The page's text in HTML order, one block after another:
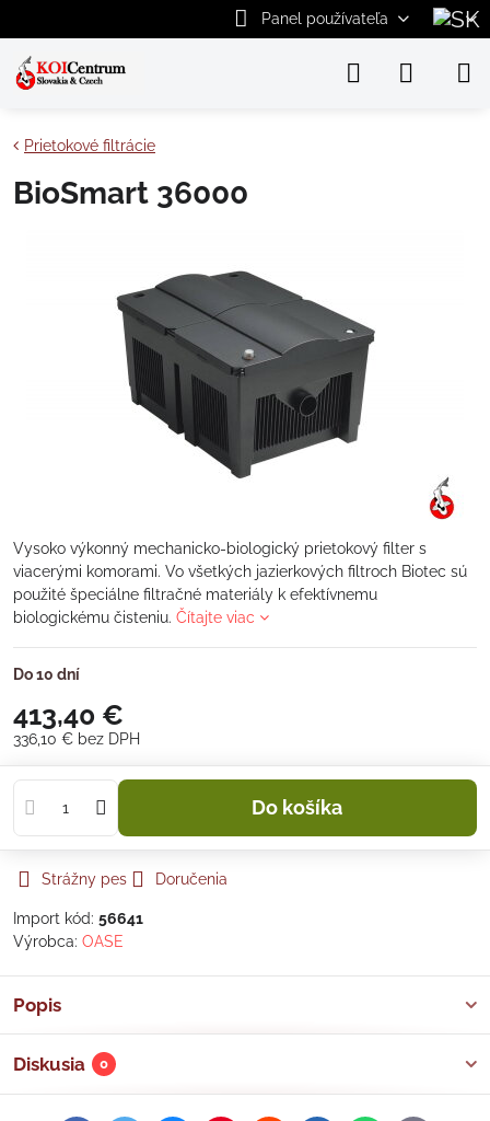
Panel používateľa
Prietokové filtrácie
BioSmart 36000
Vysoko výkonný mechanicko-biologický prietokový filter s
viacerými komorami. Vo všetkých jazierkových filtroch Biotec sú
použité špeciálne filtračné materiály k efektívnemu
biologickému čisteniu. Čítajte viac
Do 10 dní
413,40 €
336,10 € bez DPH
Do košíka
Strážny pes Doručenia
Import kód: 56641
Výrobca: OASE
Popis
Diskusia 0